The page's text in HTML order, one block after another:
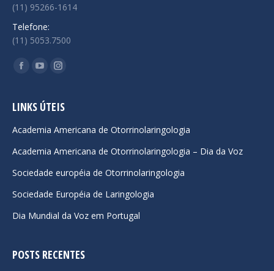
(11) 95266-1614
Telefone:
(11) 5053.7500
Encontre-nos em:
Facebook
opens
new
window
YouTube
opens
new
window
Instagram
opens
new
window
LINKS ÚTEIS
Academia Americana de Otorrinolaringologia
Academia Americana de Otorrinolaringologia – Dia da Voz
Sociedade européia de Otorrinolaringologia
Sociedade Européia de Laringologia
Dia Mundial da Voz em Portugal
POSTS RECENTES